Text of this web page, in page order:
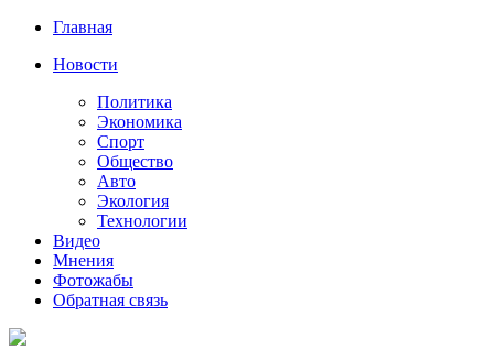
Главная
Новости
Политика
Экономика
Спорт
Общество
Авто
Экология
Технологии
Видео
Мнения
Фотожабы
Обратная связь